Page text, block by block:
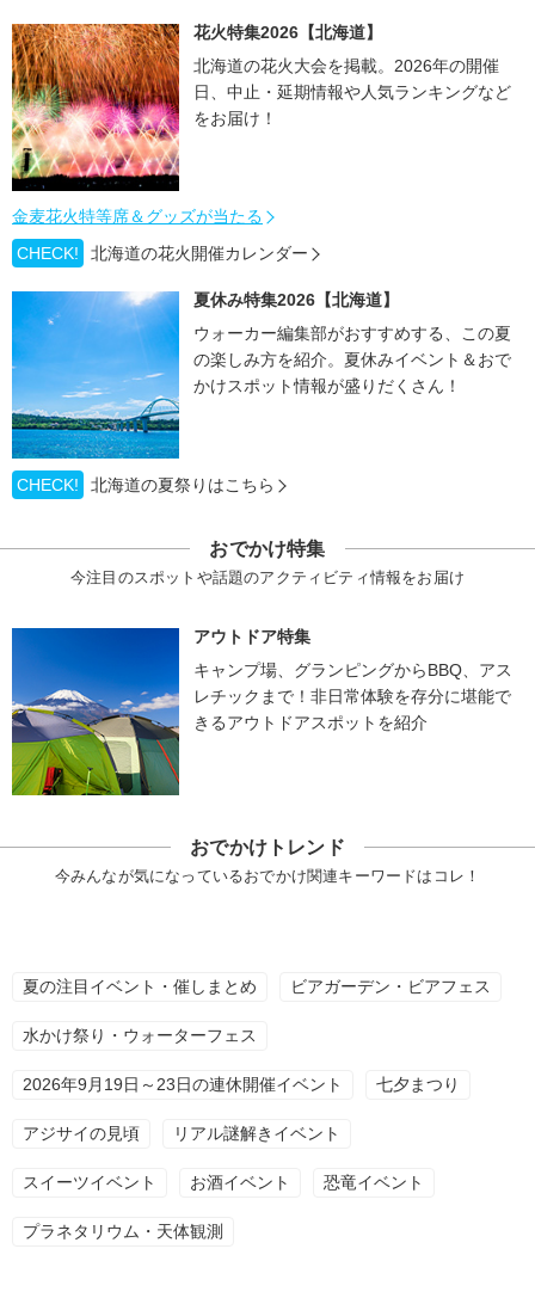
花火特集2026【北海道】
北海道の花火大会を掲載。2026年の開催
日、中止・延期情報や人気ランキングなど
をお届け！
金麦花火特等席＆グッズが当たる
CHECK!
北海道の花火開催カレンダー
夏休み特集2026【北海道】
ウォーカー編集部がおすすめする、この夏
の楽しみ方を紹介。夏休みイベント＆おで
かけスポット情報が盛りだくさん！
CHECK! 北海道の夏祭りはこちら
おでかけ特集
今注目のスポットや話題のアクティビティ情報をお届け
アウトドア特集
キャンプ場、グランピングからBBQ、アス
レチックまで！非日常体験を存分に堪能で
きるアウトドアスポットを紹介
おでかけトレンド
今みんなが気になっているおでかけ関連キーワードはコレ！
夏の注目イベント・催しまとめ ビアガーデン・ビアフェス
水かけ祭り・ウォーターフェス
2026年9月19日～23日の連休開催イベント 七夕まつり
アジサイの見頃 リアル謎解きイベント
スイーツイベント お酒イベント 恐竜イベント
プラネタリウム・天体観測